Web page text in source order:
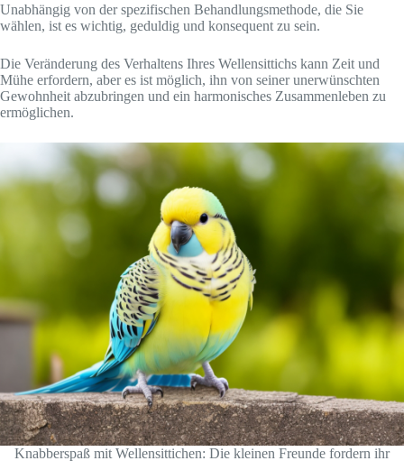
Unabhängig von der spezifischen Behandlungsmethode, die Sie
wählen, ist es wichtig, geduldig und konsequent zu sein.
Die Veränderung des Verhaltens Ihres Wellensittichs kann Zeit und
Mühe erfordern, aber es ist möglich, ihn von seiner unerwünschten
Gewohnheit abzubringen und ein harmonisches Zusammenleben zu
ermöglichen.
Knabberspaß mit Wellensittichen: Die kleinen Freunde fordern ihr